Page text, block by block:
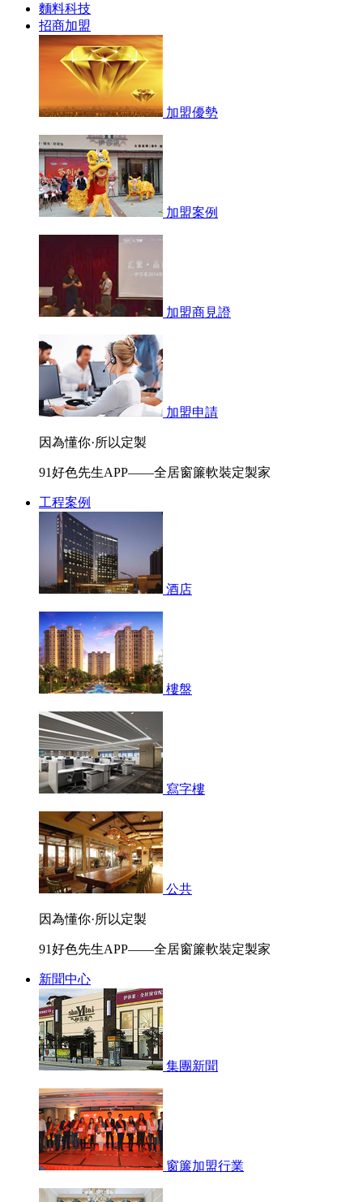
麵料科技
招商加盟
加盟優勢
加盟案例
加盟商見證
加盟申請
因為懂你·所以定製
91好色先生APP——全居窗簾軟裝定製家
工程案例
酒店
樓盤
寫字樓
公共
因為懂你·所以定製
91好色先生APP——全居窗簾軟裝定製家
新聞中心
集團新聞
窗簾加盟行業